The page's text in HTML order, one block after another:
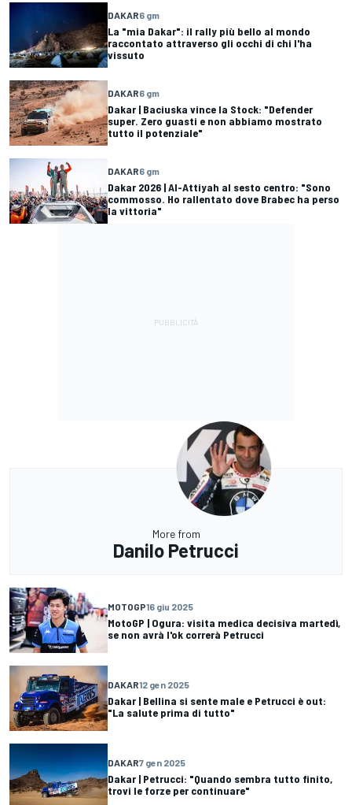
DAKAR6 gm
La "mia Dakar": il rally più bello al mondo
raccontato attraverso gli occhi di chi l'ha
vissuto
DAKAR6 gm
Dakar | Baciuska vince la Stock: "Defender
super. Zero guasti e non abbiamo mostrato
tutto il potenziale"
DAKAR6 gm
Dakar 2026 | Al-Attiyah al sesto centro: "Sono
commosso. Ho rallentato dove Brabec ha perso
la vittoria"
More from
Danilo Petrucci
MOTOGP16 giu 2025
MotoGP | Ogura: visita medica decisiva martedì,
se non avrà l'ok correrà Petrucci
DAKAR12 gen 2025
Dakar | Bellina si sente male e Petrucci è out:
"La salute prima di tutto"
DAKAR7 gen 2025
Dakar | Petrucci: "Quando sembra tutto finito,
trovi le forze per continuare"